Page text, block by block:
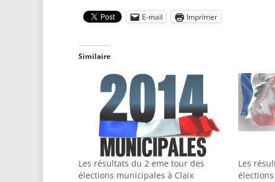
E-mail Imprimer
Similaire
Les résultats du 2 eme tour des
élections municipales à Claix
Les